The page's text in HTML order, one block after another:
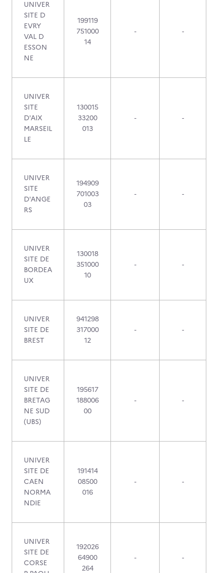
UNIVER
SITE D
EVRY
VAL D
ESSON
NE
199119
751000
14
- -
UNIVER
SITE
D'AIX
MARSEIL
LE
130015
33200
013
- -
UNIVER
SITE
D'ANGE
RS
194909
701003
03
- -
UNIVER
SITE DE
BORDEA
UX
130018
351000
10
- -
UNIVER
SITE DE
BREST
941298
317000
12
- -
UNIVER
SITE DE
BRETAG
NE SUD
(UBS)
195617
188006
00
- -
UNIVER
SITE DE
CAEN
NORMA
NDIE
191414
08500
016
- -
UNIVER
SITE DE
CORSE
192026
64900
264
- -